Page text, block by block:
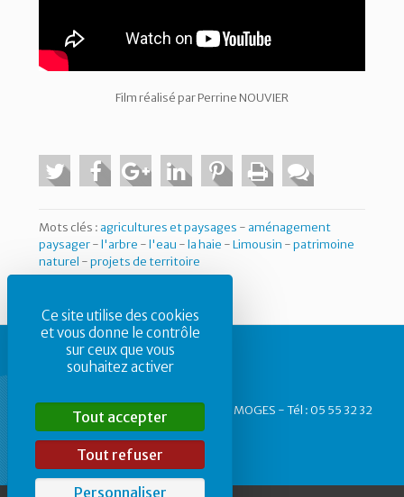
Film réalisé par Perrine NOUVIER
Mots clés : agricultures et paysages - aménagement
paysager-l'arbre -l'eau -la haie -Limousin -patrimoine
naturel -projets de territoire
CAUE87 - 1, rue des Allois - 87 000 LIMOGES - Tél : 05 55 32 32
40
Ce site utilise des cookies
et vous donne le contrôle
sur ceux que vous
souhaitez activer
Tout accepter
Tout refuser
Personnaliser